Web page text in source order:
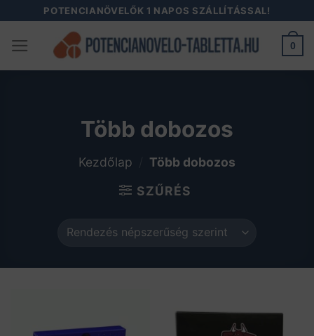
content
POTENCIANÖVELŐK 1 NAPOS SZÁLLÍTÁSSAL!
0
Több dobozos
Kezdőlap
Több dobozos
SZŰRÉS